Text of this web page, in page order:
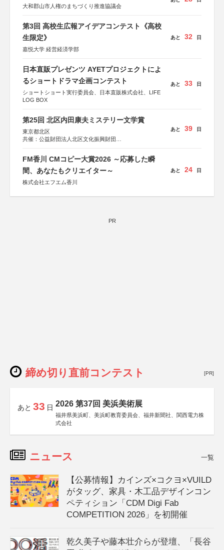
大和郡山市人権のまちづくり推進協議会
第3回 高校生広報アイデアコンテスト《高校
生限定》
嘉悦大学 経営経済学部
あと 32 日
日本直販プレゼンツ AYETプロジェクトによ
るショートドラマ企画コンテスト
ショートショート実行委員会、日本直販株式会社、LIFE
LOG BOX
あと 33 日
第25回 北区内田康夫ミステリー文学賞
東京都北区
共催：公益財団法人北区文化振興財団
協賛：株式会社実業之日本社
あと 39 日
FM香川 CMコピー大賞2026 ～応募した瞬
間、あなたもクリエイター～
株式会社エフエム香川
あと 24 日
PR
締め切り直前コンテスト [PR]
あと 33 日 2026 第37回 美浜美術展
福井県美浜町、美浜町教育委員会、福井新聞社、関西電力株
式会社
ニュース 一覧
【公募情報】カインズ×コクヨ×VUILD
がタッグ、家具・木工品デザインコン
ペティション「CDM Digi Fab
COMPETITION 2026」を初開催
乾久美子や藤本壮介らが登壇、「長谷